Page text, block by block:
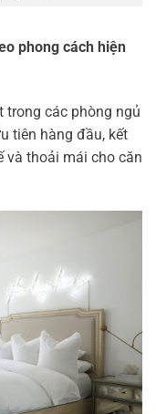
phong cách hiện
trong các phòng ngủ
tiên hàng đầu, kết
và thoải mái cho căn